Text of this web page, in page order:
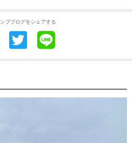
プブログをシェアする